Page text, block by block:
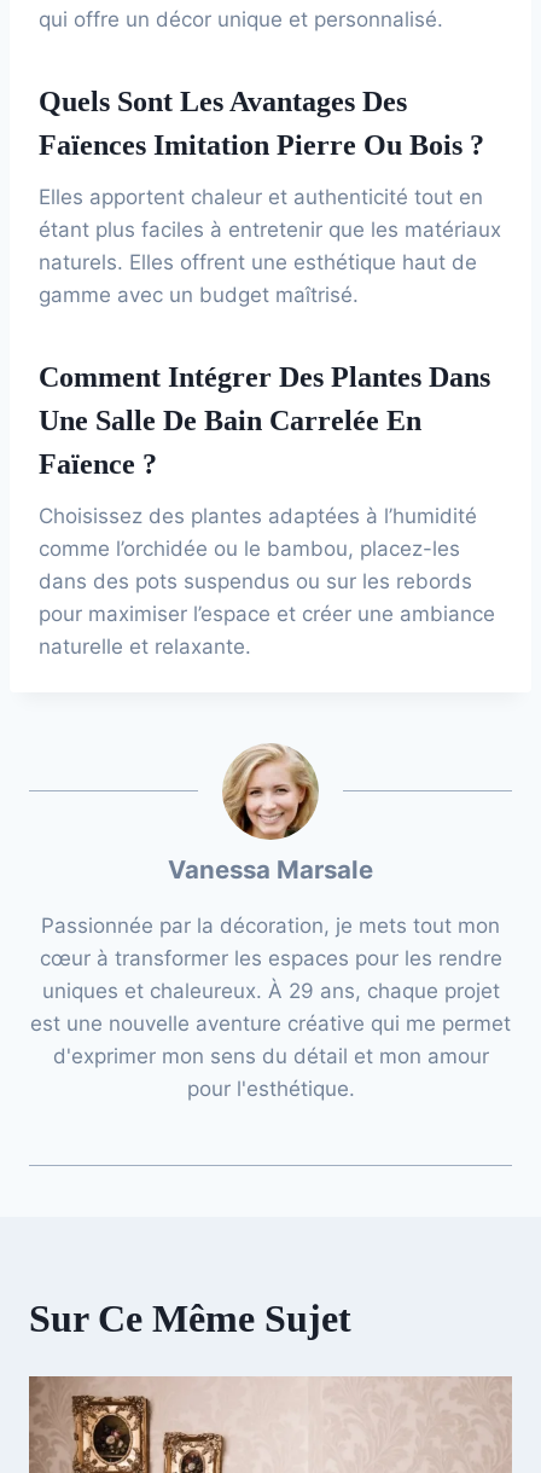
qui offre un décor unique et personnalisé.
Quels Sont Les Avantages Des
Faïences Imitation Pierre Ou Bois ?
Elles apportent chaleur et authenticité tout en
étant plus faciles à entretenir que les matériaux
naturels. Elles offrent une esthétique haut de
gamme avec un budget maîtrisé.
Comment Intégrer Des Plantes Dans
Une Salle De Bain Carrelée En
Faïence ?
Choisissez des plantes adaptées à l’humidité
comme l’orchidée ou le bambou, placez-les
dans des pots suspendus ou sur les rebords
pour maximiser l’espace et créer une ambiance
naturelle et relaxante.
Vanessa Marsale
Passionnée par la décoration, je mets tout mon
cœur à transformer les espaces pour les rendre
uniques et chaleureux. À 29 ans, chaque projet
est une nouvelle aventure créative qui me permet
d'exprimer mon sens du détail et mon amour
pour l'esthétique.
Sur Ce Même Sujet